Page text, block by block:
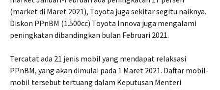
(market di Maret 2021), Toyota juga sekitar segitu naiknya.
Diskon PPnBM (1.500cc) Toyota Innova juga mengalami
peningkatan dibandingkan bulan Februari 2021.
Tercatat ada 21 jenis mobil yang mendapat relaksasi
PPnBM, yang akan dimulai pada 1 Maret 2021. Daftar mobil-
mobil tersebut tertuang dalam Keputusan Menteri